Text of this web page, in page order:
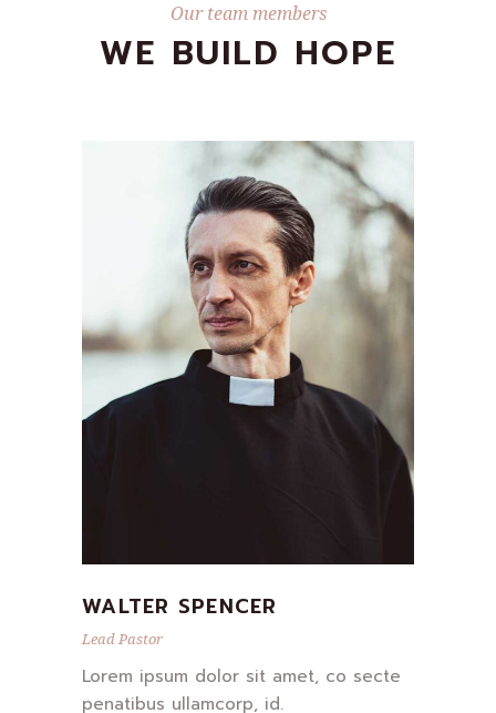
Our team members
WE BUILD HOPE
WALTER SPENCER
Lead Pastor
Lorem ipsum dolor sit amet, co secte
penatibus ullamcorp, id.